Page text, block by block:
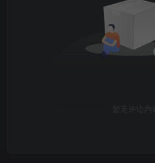
暂无评论内容